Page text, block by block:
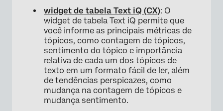
widget de tabela Text iQ (CX): O
widget de tabela Text iQ permite que
você informe as principais métricas de
tópicos, como contagem de tópicos,
sentimento do tópico e importância
relativa de cada um dos tópicos de
texto em um formato fácil de ler, além
de tendências perspicazes, como
mudança na contagem de tópicos e
mudança sentimento.